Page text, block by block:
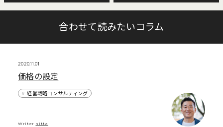
合わせて読みたいコラム
2020.11.01
価格の設定
経営戦略コンサルティング
Writer nitta